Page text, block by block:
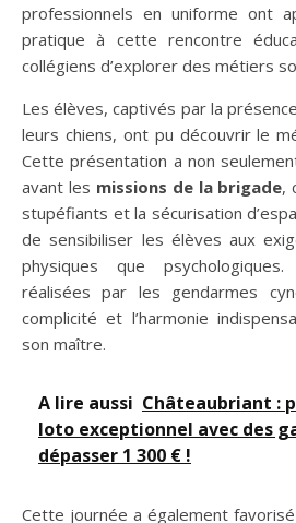
professionnels en uniforme ont
pratique à cette rencontre
collégiens d’explorer des métiers
Les élèves, captivés par la
leurs chiens, ont pu découvrir le
Cette présentation a non
avant les missions de la brigade,
stupéfiants et la sécurisation
de sensibiliser les élèves aux
physiques que
réalisées par les gendarmes
complicité et l’harmonie
son maître.
A lire aussi Châteaubriant :
loto exceptionnel avec des
dépasser 1 300 € !
Cette journée a également